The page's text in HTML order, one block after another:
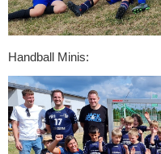
Handball Minis: